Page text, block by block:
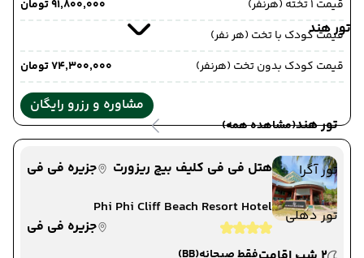
تور هند
تور هند(مشاهده همه)
تور آگرا
تور دهلی
قیمت 1 تخته (هرنفر)
۹۱٬۸۰۰٬۰۰۰ تومان
قیمت کودک با تخت (هر نفر)
قیمت کودک بدون تخت (هرنفر)
۷۴٬۳۰۰٬۰۰۰ تومان
مشاوره و رزرو رایگان
هتل فی فی کلیف بیچ ریزورت
جزیره فی فی
Phi Phi Cliff Beach Resort Hotel
جزیره فی فی